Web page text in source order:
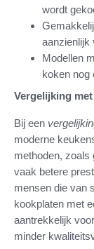
wordt
aanzienlijk
Modellen
koken nog
Vergelijking
Bij een
moderne
methoden, zoals
vaak betere
mensen die van
kookplaten met
aantrekkelijk
minder